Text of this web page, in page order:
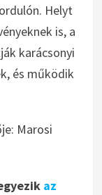
Helyt
is, a
karácsonyi
és működik
Marosi
az